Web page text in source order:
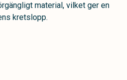
material, vilket ger en
kretslopp.